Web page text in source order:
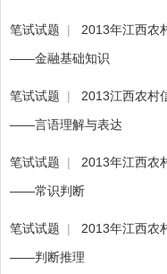
笔试试题 |
2013年江西农
——金融基础知识
笔试试题 |
2013江西农村
——言语理解与表达
笔试试题 |
2013年江西农
——常识判断
笔试试题 |
2013年江西农
——判断推理